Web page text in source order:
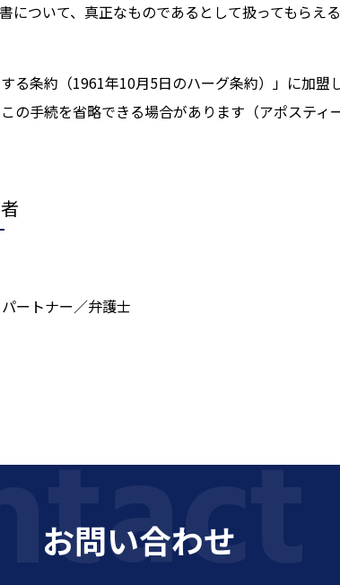
について、真正なものであるとして扱ってもらえる
る条約（1961年10月5日のハーグ条約）」に加盟
の手続を省略できる場合があります（アポスティ
ートナー／弁護士
お問い合わせ